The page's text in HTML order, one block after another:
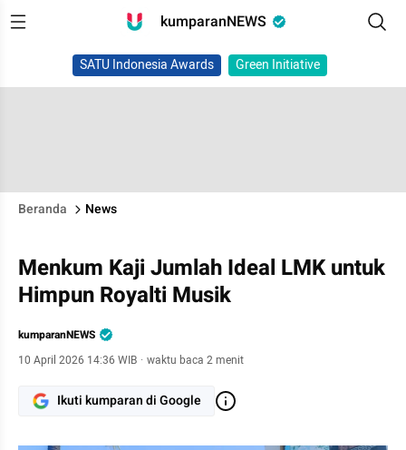
kumparanNEWS
SATU Indonesia Awards Green Initiative
Beranda News
Menkum Kaji Jumlah Ideal LMK untuk
Himpun Royalti Musik
kumparanNEWS
10 April 2026 14:36 WIB · waktu baca 2 menit
Ikuti kumparan di Google